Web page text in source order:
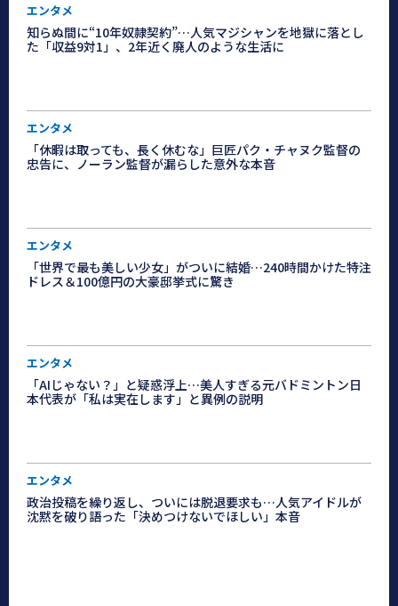
エンタメ
知らぬ間に“10年奴隷契約”…人気マジシャンを地獄に落とし
た「収益9対1」、2年近く廃人のような生活に
エンタメ
「休暇は取っても、長く休むな」巨匠パク・チャヌク監督の
忠告に、ノーラン監督が漏らした意外な本音
エンタメ
「世界で最も美しい少女」がついに結婚…240時間かけた特注
ドレス＆100億円の大豪邸挙式に驚き
エンタメ
「AIじゃない？」と疑惑浮上…美人すぎる元バドミントン日
本代表が「私は実在します」と異例の説明
エンタメ
政治投稿を繰り返し、ついには脱退要求も…人気アイドルが
沈黙を破り語った「決めつけないでほしい」本音